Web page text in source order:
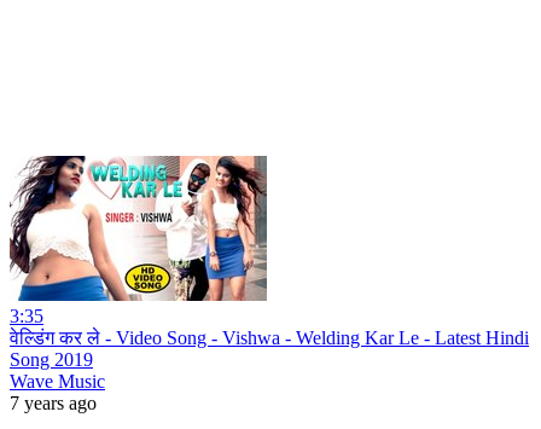
3:35
वेल्डिंग कर ले - Video Song - Vishwa - Welding Kar Le - Latest Hindi
Song 2019
Wave Music
7 years ago